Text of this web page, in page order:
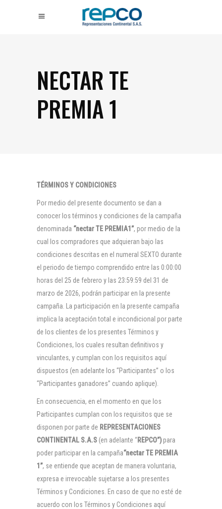
NECTAR TE
PREMIA 1
TÉRMINOS Y CONDICIONES
Por medio del presente documento se dan a
conocer los términos y condiciones de la campaña
denominada “nectar TE PREMIA1”, por medio de la
cual los compradores que adquieran bajo las
condiciones descritas en el numeral SEXTO durante
el periodo de tiempo comprendido entre las 0:00:00
horas del 25 de febrero y las 23:59:59 del 31 de
marzo de 2026, podrán participar en la presente
campaña. La participación en la presente campaña
implica la aceptación total e incondicional por parte
de los clientes de los presentes Términos y
Condiciones, los cuales resultan definitivos y
vinculantes, y cumplan con los requisitos aquí
dispuestos (en adelante los “Participantes” o los
“Participantes ganadores” cuando aplique).
En consecuencia, en el momento en que los
Participantes cumplan con los requisitos que se
disponen por parte de REPRESENTACIONES
CONTINENTAL S.A.S (en adelante “REPCO”) para
poder participar en la campaña“nectar TE PREMIA
1”, se entiende que aceptan de manera voluntaria,
expresa e irrevocable sujetarse a los presentes
Términos y Condiciones. En caso de que no esté de
acuerdo con los Términos y Condiciones aquí